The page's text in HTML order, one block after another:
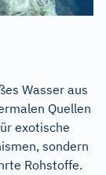
Wasser aus
Quellen
exotische
sondern
Rohstoffe.